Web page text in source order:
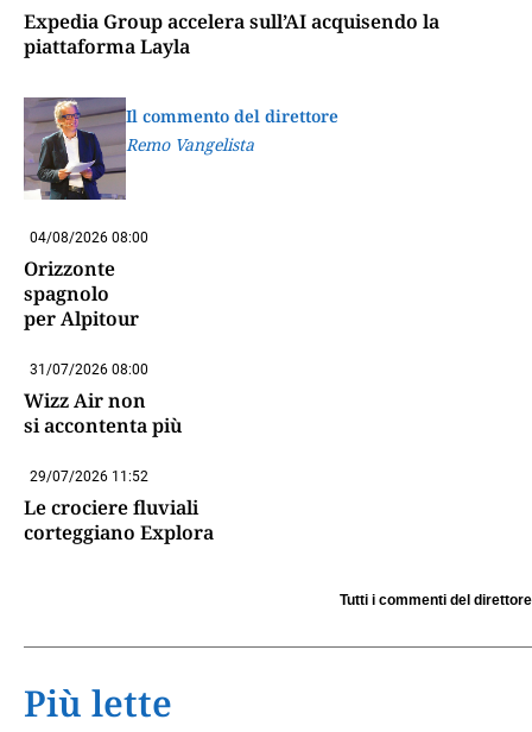
Expedia Group accelera sull’AI acquisendo la
piattaforma Layla
Il commento del direttore
Remo Vangelista
04/08/2026 08:00
Orizzonte
spagnolo
per Alpitour
31/07/2026 08:00
Wizz Air non
si accontenta più
29/07/2026 11:52
Le crociere fluviali
corteggiano Explora
Tutti i commenti del direttore
Più lette